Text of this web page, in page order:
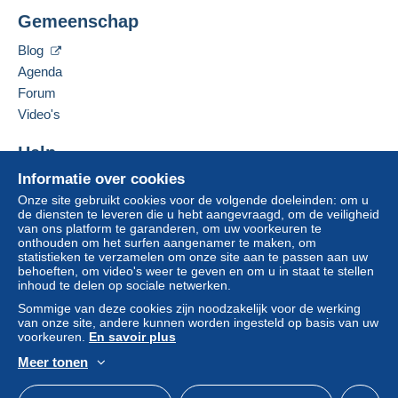
Een betaling die niet is verricht met
wordt door de verkoper terugbetaald aan de koper.
Een onbetaalde aankoop kan gevolgen hebben
voor de rekening van de koper.
Als de verkoopvoorwaarden van de verkoper
betalingsvoorwaarden van de website van
Delcampe, zoals gedefinieerd in de
gebruiksvoorwaarden , zijn de enige die van
toepassing zijn.
Aankopen moeten worden betaald binnen14
dagenna ontvangst van de eindafrekening van de
Garantie:
Herroepingsrecht|Retourkosten ten laste van de
koper.
Om de termijnen voor terugzending en
6 BIS RUE DE CHATEAUDUN
75009
Deze verkoper toevoegen aan mijn favorieten
Informatie over cookies
Onze site gebruikt cookies voor de volgende doeleinden: om u
de diensten te leveren die u hebt aangevraagd, om de veiligheid
van ons platform te garanderen, om uw voorkeuren te
onthouden om het surfen aangenamer te maken, om
statistieken te verzamelen om onze site aan te passen aan uw
behoeften, om video's weer te geven en om u in staat te stellen
inhoud te delen op sociale netwerken.
Sommige van deze cookies zijn noodzakelijk voor de werking
van onze site, andere kunnen worden ingesteld op basis van uw
voorkeuren. En savoir plus
Meer tonen
Gemeenschap
Blog
Agenda
Forum
Video's
Help
Hulpcentrum
Kopen op Delcampe
Verkopen op Delcampe
Een beveiligde website